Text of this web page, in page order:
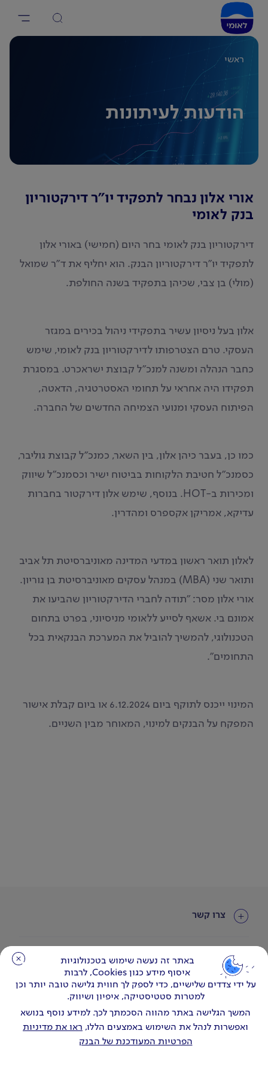
באתר זה נעשה שימוש בטכנולוגיות
איסוף מידע כגון Cookies, לרבות
על ידי צדדים שלישיים, כדי לספק לך חווית גלישה טובה יותר וכן
למטרות סטטיסטיקה, איפיון ושיווק.
המשך הגלישה באתר מהווה הסכמתך לכך. למידע נוסף בנושא
ואפשרות לנהל את השימוש באמצעים הללו, ראו את מדיניות
הפרטיות המעודכנת של הבנק
באתר זה נעשה שימוש בטכנולוגיות
איסוף מידע כגון Cookies, לרבות
על ידי צדדים שלישיים, כדי לספק לך חווית גלישה טובה יותר וכן
למטרות סטטיסטיקה, איפיון ושיווק.
המשך הגלישה באתר מהווה הסכמתך לכך. למידע נוסף בנושא
ואפשרות לנהל את השימוש באמצעים הללו, ראו את מדיניות
הפרטיות המעודכנת של הבנק
ראשי
הודעות לעיתונות
אורי אלון נבחר לתפקיד יו"ר דירקטוריון
בנק לאומי
דירקטוריון בנק לאומי בחר היום (חמישי) באורי אלון
לתפקיד יו"ר דירקטוריון הבנק. הוא יחליף את ד"ר שמואל
(מולי) בן צבי, שכיהן בתפקיד בשנה החולפת.
אלון בעל ניסיון עשיר בתפקידי ניהול בכירים במגזר
העסקי. טרם הצטרפותו לדירקטוריון בנק לאומי, שימש
כחבר הנהלה ומשנה למנכ"ל קבוצת ישראכרט. במסגרת
תפקידו היה אחראי על תחומי האסטרטגיה, הדאטה,
הפיתוח העסקי ומנועי הצמיחה החדשים של החברה.
כמו כן, בעבר כיהן אלון, בין השאר, כמנכ"ל קבוצת גוליבר,
כסמנכ"ל חטיבת הלקוחות בביטוח ישיר וכסמנכ"ל שיווק
ומכירות ב-HOT. בנוסף, שימש אלון דירקטור בחברות
עדיקא, אמריקן אקספרס ומהדרין.
לאלון תואר ראשון במדעי המדינה מאוניברסיטת תל אביב
ותואר שני (MBA) במנהל עסקים מאוניברסיטת בן גוריון.
אורי אלון מסר: ״תודה לחברי הדירקטוריון שהביעו את
אמונם בי. אשאף לסייע ללאומי מניסיוני, בפרט בתחום
הטכנולוגי, להמשיך להוביל את המערכת הבנקאית בכל
התחומים״.
המינוי ייכנס לתוקף ביום 6.12.2024 או ביום קבלת אישור
המפקח על הבנקים למינוי, המאוחר מבין השניים.
צרו קשר
עוד באתר